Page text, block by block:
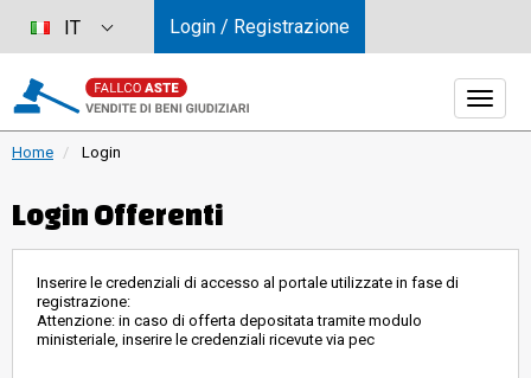
Home Login
Login Offerenti
Inserire le credenziali di accesso al portale utilizzate in fase di
registrazione:
Attenzione: in caso di offerta depositata tramite modulo
ministeriale, inserire le credenziali ricevute via pec
IT Login / Registrazione